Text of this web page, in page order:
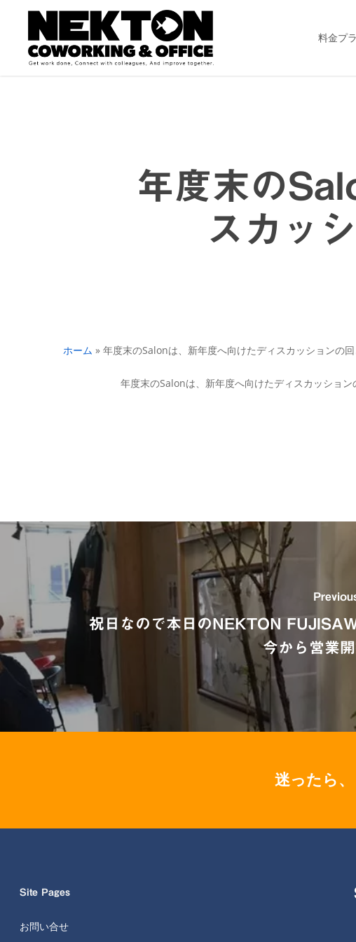
content
料金プ
年度末の
スカッ
ホーム » 年度末のSalonは、新年度へ向けたディスカッションの回
年度末のSalonは、新年度へ向けたディスカッショ
祝日なので本日のNEKTON
今から営業
迷ったら
Site Pages
お問い合せ